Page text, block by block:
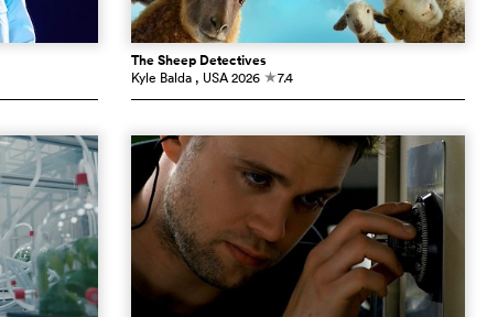
The Sheep Detectives
Kyle Balda , USA 2026 c7.4